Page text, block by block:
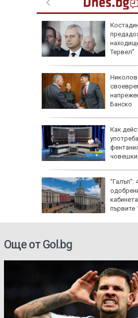
Тервел”
Банско
Как
“Галъп”:
първите
Още от Gol.bg